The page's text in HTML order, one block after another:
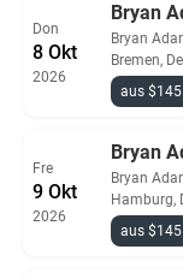
Don
8 Okt
2026
Bryan
Bryan
Bremen,
aus $145
Fre
9 Okt
2026
Bryan
Bryan
Hamburg,
aus $145